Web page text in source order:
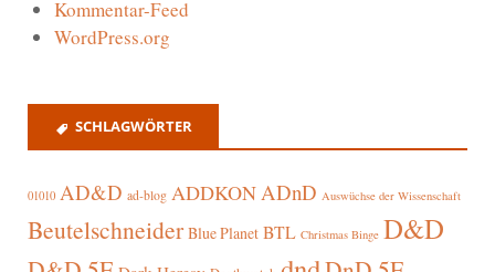
Kommentar-Feed
WordPress.org
SCHLAGWÖRTER
01010 AD&D ad-blog ADDKON ADnD Auswüchse der Wissenschaft
Beutelschneider Blue Planet BTL Christmas Binge D&D